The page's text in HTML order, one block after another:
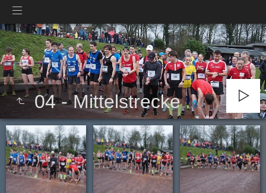
04 - Mittelstrecke